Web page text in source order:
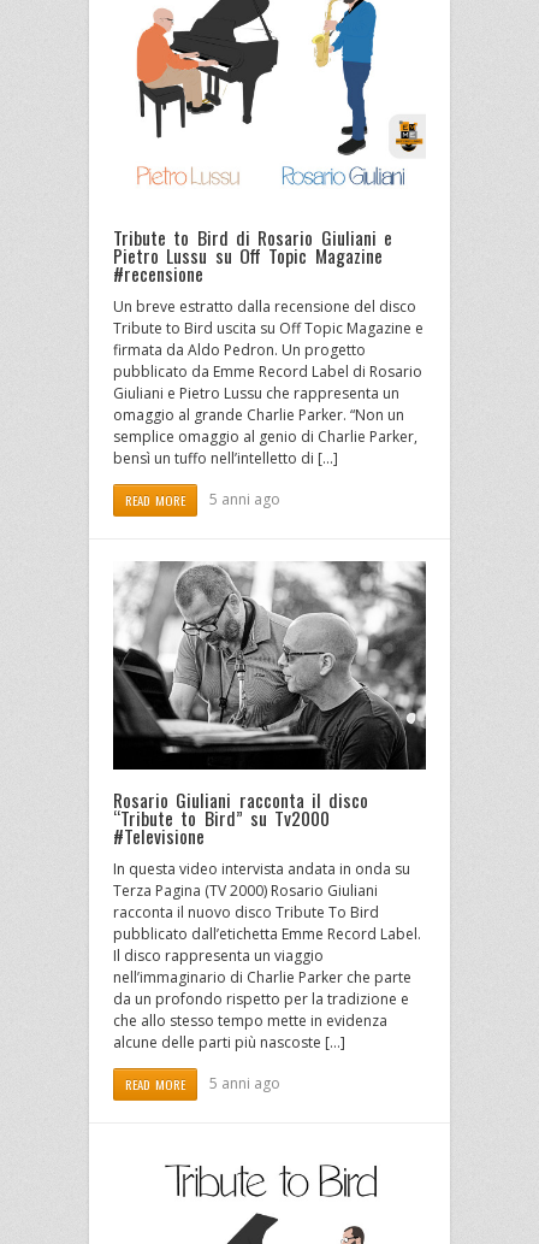
Tribute to Bird di Rosario Giuliani e
Pietro Lussu su Off Topic Magazine
#recensione
Un breve estratto dalla recensione del disco
Tribute to Bird uscita su Off Topic Magazine e
firmata da Aldo Pedron. Un progetto
pubblicato da Emme Record Label di Rosario
Giuliani e Pietro Lussu che rappresenta un
omaggio al grande Charlie Parker. “Non un
semplice omaggio al genio di Charlie Parker,
bensì un tuffo nell’intelletto di […]
READ MORE 5 anni ago
Rosario Giuliani racconta il disco
“Tribute to Bird” su Tv2000
#Televisione
In questa video intervista andata in onda su
Terza Pagina (TV 2000) Rosario Giuliani
racconta il nuovo disco Tribute To Bird
pubblicato dall’etichetta Emme Record Label.
Il disco rappresenta un viaggio
nell’immaginario di Charlie Parker che parte
da un profondo rispetto per la tradizione e
che allo stesso tempo mette in evidenza
alcune delle parti più nascoste […]
READ MORE 5 anni ago